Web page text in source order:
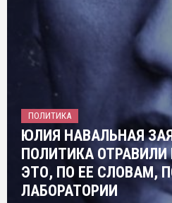
ПОЛИТИКА
ЮЛИЯ НАВАЛЬНАЯ
ПОЛИТИКА
ЭТО, ПО ЕЕ СЛОВАМ,
ЛАБОРАТОРИИ